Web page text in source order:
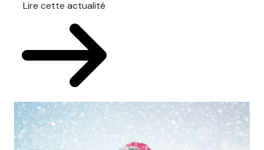
Lire cette actualité